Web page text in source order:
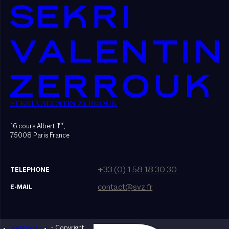
SEKRI VALENTIN ZERROUK
16 cours Albert 1er,
75008 Paris France
TELEPHONE +33 (0) 1 58 18 30 30
E-MAIL contact@svz.fr